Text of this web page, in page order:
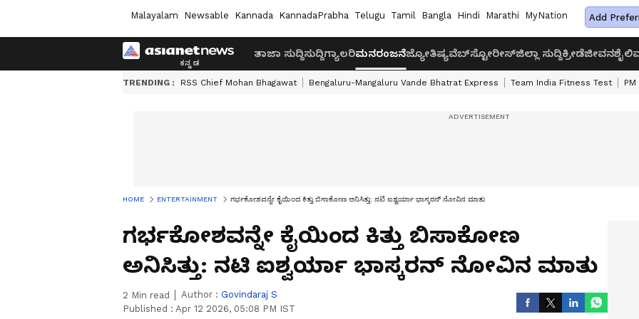
Malayalam Newsable Kannada KannadaPrabha Telugu Tamil Bangla Hindi Marathi MyNation Add
ತಾಜಾ ಸುದ್ದಿಸುದ್ದಿಗ್ಯಾಲರಿಮನರಂಜನೆಜ್ಯೋತಿಷ್ಯವೆಬ್‌ಸ್ಟೋರೀಸ್ಜಿಲ್ಲಾ ಸುದ್ದಿಕ್ರೀಡೆಜೀವನಶೈಲಿ
TRENDING : RSS Chief Mohan Bhagawat Bengaluru-Mangaluru Vande Bhatrat Express Team India Fitness Test
HOME ENTERTAINMENT ಗರ್ಭಕೋಶವನ್ನೇ ಕೈಯಿಂದ ಕಿತ್ತು ಬಿಸಾಕೋಣ ಅನಿಸಿತ್ತು: ನಟಿ ಐಶ್ವರ್ಯಾ ಭಾಸ್ಕರನ್ ನೋವಿನ ಮಾತು
ಗರ್ಭಕೋಶವನ್ನೇ ಕೈಯಿಂದ ಕಿತ್ತು ಬಿಸಾಕೋಣ
ಅನಿಸಿತ್ತು: ನಟಿ ಐಶ್ವರ್ಯಾ ಭಾಸ್ಕರನ್ ನೋವಿನ ಮಾತು
2 Min read Author : Govindaraj S
Published : Apr 12 2026, 05:08 PM IST